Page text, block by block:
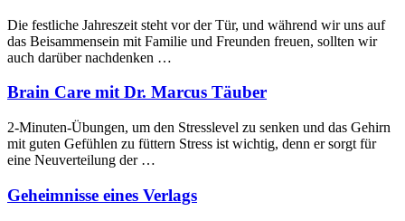
Die festliche Jahreszeit steht vor der Tür, und während wir uns auf
das Beisammensein mit Familie und Freunden freuen, sollten wir
auch darüber nachdenken …
Brain Care mit Dr. Marcus Täuber
2-Minuten-Übungen, um den Stresslevel zu senken und das Gehirn
mit guten Gefühlen zu füttern Stress ist wichtig, denn er sorgt für
eine Neuverteilung der …
Geheimnisse eines Verlags